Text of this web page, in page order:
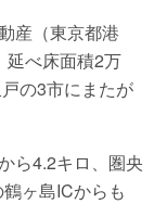
産（東京都港
延べ床面積2万
の3市にまたが
ら4.2キロ、圏央
ヶ島ICからも